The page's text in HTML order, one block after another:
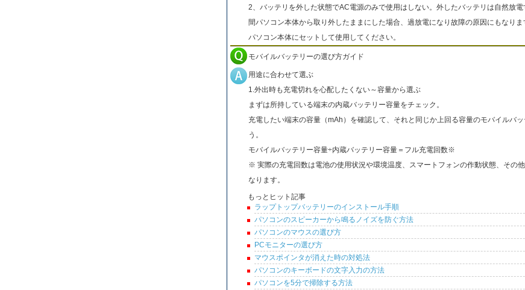
2、バッテリを外した状態でAC電源のみで使用はしない。外したバッテリは自然放電
間パソコン本体から取り外したままにした場合、過放電になり故障の原因にもなり
パソコン本体にセットして使用してください。
モバイルバッテリーの選び方ガイド
用途に合わせて選ぶ
1.外出時も充電切れを心配したくない～容量から選ぶ
まずは所持している端末の内蔵バッテリー容量をチェック。
充電したい端末の容量（mAh）を確認して、それと同じか上回る容量のモバイルバ
う。
モバイルバッテリー容量÷内蔵バッテリー容量＝フル充電回数※
※ 実際の充電回数は電池の使用状況や環境温度、スマートフォンの作動状態、その
なります。
もっとヒット記事
ラップトップバッテリーのインストール手順
パソコンのスピーカーから鳴るノイズを防ぐ方法
パソコンのマウスの選び方
PCモニターの選び方
マウスポインタが消えた時の対処法
パソコンのキーボードの文字入力の方法
パソコンを5分で掃除する方法